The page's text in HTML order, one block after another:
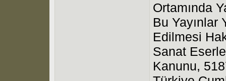
Ortamında
Bu
Edilmesi
Sanat
Kanunu,